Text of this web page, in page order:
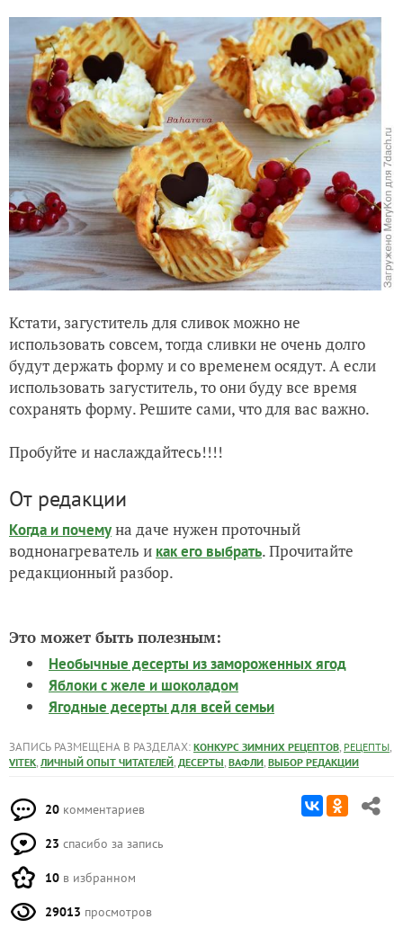
Кстати, загуститель для сливок можно не
использовать совсем, тогда сливки не очень долго
будут держать форму и со временем осядут. А если
использовать загуститель, то они буду все время
сохранять форму. Решите сами, что для вас важно.
Пробуйте и наслаждайтесь!!!!
От редакции
Когда и почемуна даче нужен проточный
воднонагреватель и как его выбрать. Прочитайте
редакционный разбор.
Это может быть полезным:
Необычные десерты из замороженных ягод
Яблоки с желе и шоколадом
Ягодные десерты для всей семьи
ЗАПИСЬ РАЗМЕЩЕНА В РАЗДЕЛАХ: КОНКУРС ЗИМНИХ РЕЦЕПТОВ, РЕЦЕПТЫ,
VITEK, ЛИЧНЫЙ ОПЫТ ЧИТАТЕЛЕЙ, ДЕСЕРТЫ, ВАФЛИ, ВЫБОР РЕДАКЦИИ
20 комментариев
23 спасибо за запись
10 в избранном
29013 просмотров